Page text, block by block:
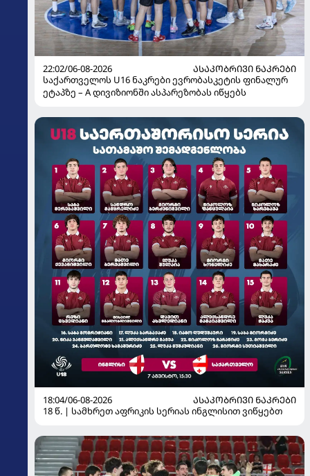
22:02/06-08-2026
ᲐᲡᲐᲙᲝᲑᲠᲘᲕᲘ ᲜᲐᲙᲠᲔᲑᲘ
საქართველოს U16 ნაკრები ევრობასკეტის ფინალურ
ეტაპზე – A დივიზიონში ასპარეზობას იწყებს
18:04/06-08-2026
ᲐᲡᲐᲙᲝᲑᲠᲘᲕᲘ ᲜᲐᲙᲠᲔᲑᲘ
18 წ. | სამხრეთ აფრიკის სერიას ინგლისით ვიწყებთ